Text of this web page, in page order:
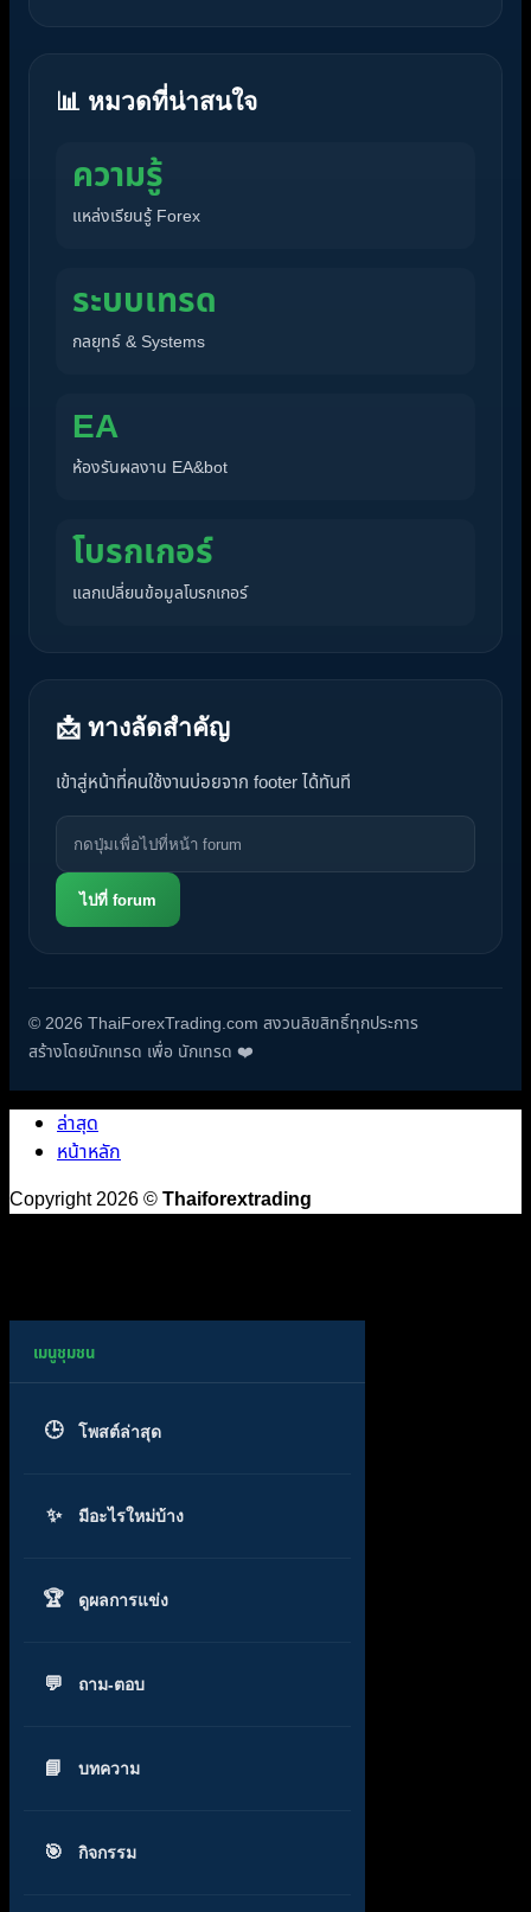
📊 หมวดที่น่าสนใจ
ความรู้
แหล่งเรียนรู้ Forex
ระบบเทรด
กลยุทธ์ & Systems
EA
ห้องรันผลงาน EA&bot
โบรกเกอร์
แลกเปลี่ยนข้อมูลโบรกเกอร์
📩 ทางลัดสำคัญ
เข้าสู่หน้าที่คนใช้งานบ่อยจาก footer ได้ทันที
ไปที่ forum
© 2026 ThaiForexTrading.com สงวนลิขสิทธิ์ทุกประการ
สร้างโดยนักเทรด เพื่อ นักเทรด ❤️
ล่าสุด
หน้าหลัก
Copyright 2026 ©Thaiforextrading
โพสต์ล่าสุด
มีอะไรใหม่บ้าง
ดูผลการแข่ง
ถาม-ตอบ
บทความ
กิจกรรม